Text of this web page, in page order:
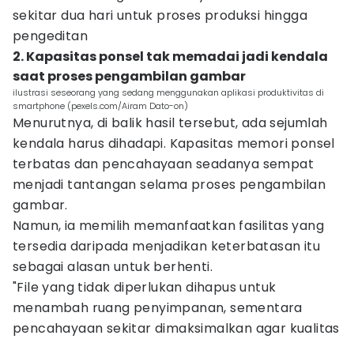
sekitar dua hari untuk proses produksi hingga
pengeditan
2. Kapasitas ponsel tak memadai jadi kendala
saat proses pengambilan gambar
ilustrasi seseorang yang sedang menggunakan aplikasi produktivitas di
smartphone (pexels.com/Airam Dato-on)
Menurutnya, di balik hasil tersebut, ada sejumlah
kendala harus dihadapi. Kapasitas memori ponsel
terbatas dan pencahayaan seadanya sempat
menjadi tantangan selama proses pengambilan
gambar.
Namun, ia memilih memanfaatkan fasilitas yang
tersedia daripada menjadikan keterbatasan itu
sebagai alasan untuk berhenti.
"File yang tidak diperlukan dihapus untuk
menambah ruang penyimpanan, sementara
pencahayaan sekitar dimaksimalkan agar kualitas